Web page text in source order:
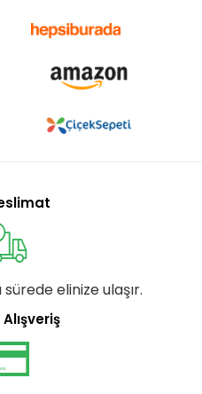
elinize ulaşır.